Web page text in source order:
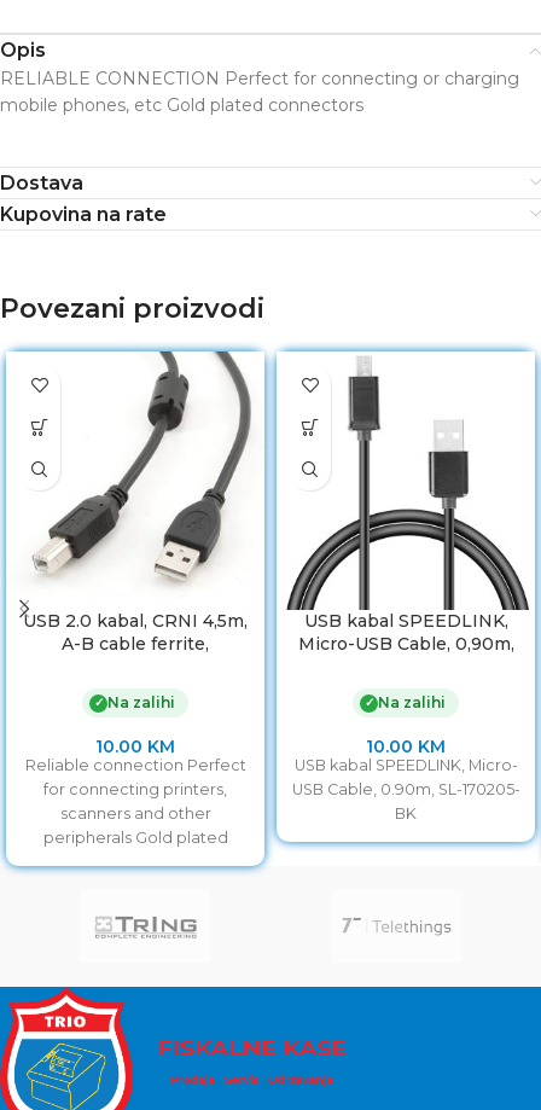
Opis
RELIABLE CONNECTION Perfect for connecting or charging
mobile phones, etc Gold plated connectors
Dostava
Kupovina na rate
Povezani proizvodi
USB 2.0 kabal, CRNI 4,5m,
A-B cable ferrite,
AMBM-15
✓ Na zalihi
10.00 KM
Reliable connection Perfect
for connecting printers,
scanners and other
peripherals Gold plated
contacts
USB kabal SPEEDLINK,
Micro-USB Cable, 0,90m,
✓ Na zalihi
10.00 KM
USB kabal SPEEDLINK, Micro-
USB Cable, 0.90m, SL-170205-
BK